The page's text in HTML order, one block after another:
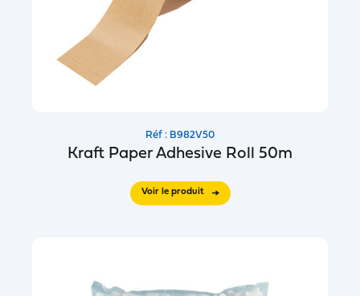
Réf : B982V50
Kraft Paper Adhesive Roll 50m
Voir le produit